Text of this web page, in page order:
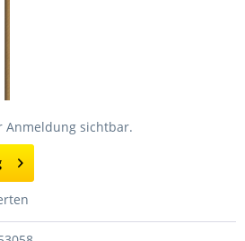
Anmeldung sichtbar.